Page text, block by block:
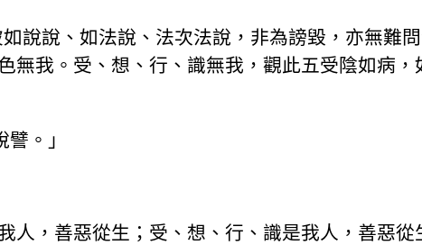
說說、如法說、法次法說，非為謗毀，亦無難
無我。受、想、行、識無我，觀此五受陰如病
。」
人，善惡從生；受、想、行、識是我人，善惡